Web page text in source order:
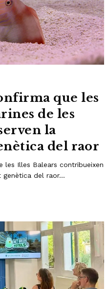
que les
de les
la
del raor
les Illes Balears contribueixen
genètica del raor…